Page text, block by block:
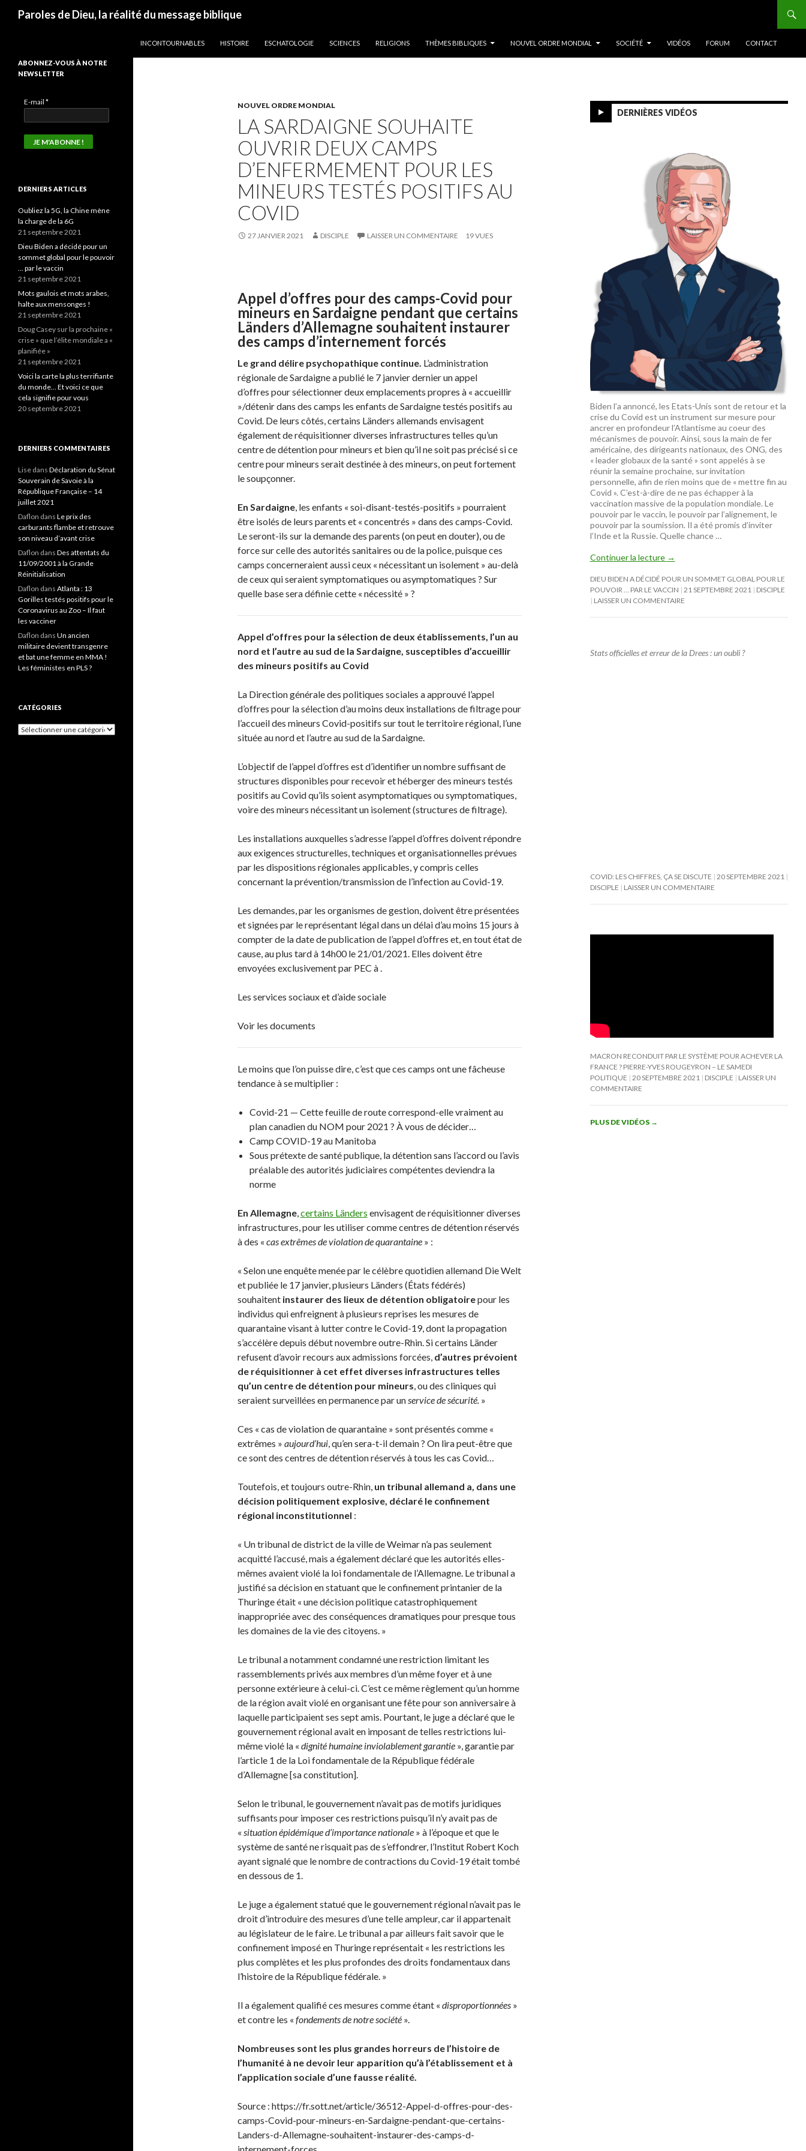
Paroles de Dieu, la réalité du message biblique
INCONTOURNABLES
HISTOIRE ESCHATOLOGIE SCIENCES RELIGIONS THÈMES BIBLIQUES NOUVEL ORDRE MONDIAL SOCIÉTÉ VIDÉOS FORUM CONTACT
NOUVEL ORDRE MONDIAL
LA SARDAIGNE SOUHAITE
OUVRIR DEUX CAMPS
D’ENFERMEMENT POUR LES
MINEURS TESTÉS POSITIFS AU
COVID
27 JANVIER 2021 DISCIPLE LAISSER UN COMMENTAIRE 19 VUES
Appel d’offres pour des camps-Covid pour
mineurs en Sardaigne pendant que certains
Länders d’Allemagne souhaitent instaurer
des camps d’internement forcés
Le grand délire psychopathique continue. L’administration
régionale de Sardaigne a publié le 7 janvier dernier un appel
d’offres pour sélectionner deux emplacements propres à « accueillir
»/détenir dans des camps les enfants de Sardaigne testés positifs au
Covid. De leurs côtés, certains Länders allemands envisagent
également de réquisitionner diverses infrastructures telles qu’un
centre de détention pour mineurs et bien qu’il ne soit pas précisé si ce
centre pour mineurs serait destinée à des mineurs, on peut fortement
le soupçonner.
En Sardaigne, les enfants « soi-disant-testés-positifs » pourraient
être isolés de leurs parents et « concentrés » dans des camps-Covid.
Le seront-ils sur la demande des parents (on peut en douter), ou de
force sur celle des autorités sanitaires ou de la police, puisque ces
camps concerneraient aussi ceux « nécessitant un isolement » au-delà
de ceux qui seraient symptomatiques ou asymptomatiques ? Sur
quelle base sera définie cette « nécessité » ?
Appel d’offres pour la sélection de deux établissements, l’un au
nord et l’autre au sud de la Sardaigne, susceptibles d’accueillir
des mineurs positifs au Covid
La Direction générale des politiques sociales a approuvé l’appel
d’offres pour la sélection d’au moins deux installations de filtrage pour
l’accueil des mineurs Covid-positifs sur tout le territoire régional, l’une
située au nord et l’autre au sud de la Sardaigne.
L’objectif de l’appel d’offres est d’identifier un nombre suffisant de
structures disponibles pour recevoir et héberger des mineurs testés
positifs au Covid qu’ils soient asymptomatiques ou symptomatiques,
voire des mineurs nécessitant un isolement (structures de filtrage).
Les installations auxquelles s’adresse l’appel d’offres doivent répondre
aux exigences structurelles, techniques et organisationnelles prévues
par les dispositions régionales applicables, y compris celles
concernant la prévention/transmission de l’infection au Covid-19.
Les demandes, par les organismes de gestion, doivent être présentées
et signées par le représentant légal dans un délai d’au moins 15 jours à
compter de la date de publication de l’appel d’offres et, en tout état de
cause, au plus tard à 14h00 le 21/01/2021. Elles doivent être
envoyées exclusivement par PEC à .
Les services sociaux et d’aide sociale
Voir les documents
Le moins que l’on puisse dire, c’est que ces camps ont une fâcheuse
tendance à se multiplier :
Covid-21 — Cette feuille de route correspond-elle vraiment au
plan canadien du NOM pour 2021 ? À vous de décider…
Camp COVID-19 au Manitoba
Sous prétexte de santé publique, la détention sans l’accord ou l’avis
préalable des autorités judiciaires compétentes deviendra la
norme
En Allemagne,certains Länders envisagent de réquisitionner diverses
infrastructures, pour les utiliser comme centres de détention réservés
à des « cas extrêmes de violation de quarantaine» :
« Selon une enquête menée par le célèbre quotidien allemand Die Welt
et publiée le 17 janvier, plusieurs Länders (États fédérés)
souhaitent instaurer des lieux de détention obligatoirepour les
individus qui enfreignent à plusieurs reprises les mesures de
quarantaine visant à lutter contre le Covid-19, dont la propagation
s’accélère depuis début novembre outre-Rhin. Si certains Länder
refusent d’avoir recours aux admissions forcées, d’autres prévoient
de réquisitionner à cet effet diverses infrastructures telles
qu’un centre de détention pour mineurs, ou des cliniques qui
seraient surveillées en permanence par unservice de sécurité.»
Ces « cas de violation de quarantaine » sont présentés comme «
extrêmes » aujourd’hui, qu’en sera-t-il demain ? On lira peut-être que
ce sont des centres de détention réservés à tous les cas Covid…
Toutefois, et toujours outre-Rhin, un tribunal allemand a, dans une
décision politiquement explosive, déclaré le confinement
régional inconstitutionnel :
« Un tribunal de district de la ville de Weimar n’a pas seulement
acquitté l’accusé, mais a également déclaré que les autorités elles-
mêmes avaient violé la loi fondamentale de l’Allemagne. Le tribunal a
justifié sa décision en statuant que le confinement printanier de la
Thuringe était « une décision politique catastrophiquement
inappropriée avec des conséquences dramatiques pour presque tous
les domaines de la vie des citoyens. »
Le tribunal a notamment condamné une restriction limitant les
rassemblements privés aux membres d’un même foyer et à une
personne extérieure à celui-ci. C’est ce même règlement qu’un homme
de la région avait violé en organisant une fête pour son anniversaire à
laquelle participaient ses sept amis. Pourtant, le juge a déclaré que le
gouvernement régional avait en imposant de telles restrictions lui-
même violé la « dignité humaine inviolablement garantie», garantie par
l’article 1 de la Loi fondamentale de la République fédérale
d’Allemagne [sa constitution].
Selon le tribunal, le gouvernement n’avait pas de motifs juridiques
suffisants pour imposer ces restrictions puisqu’il n’y avait pas de
« situation épidémique d’importance nationale» à l’époque et que le
système de santé ne risquait pas de s’effondrer, l’Institut Robert Koch
ayant signalé que le nombre de contractions du Covid-19 était tombé
en dessous de 1.
Le juge a également statué que le gouvernement régional n’avait pas le
droit d’introduire des mesures d’une telle ampleur, car il appartenait
au législateur de le faire. Le tribunal a par ailleurs fait savoir que le
confinement imposé en Thuringe représentait « les restrictions les
plus complètes et les plus profondes des droits fondamentaux dans
l’histoire de la République fédérale. »
Il a également qualifié ces mesures comme étant « disproportionnées»
et contre les « fondements de notre société».
Nombreuses sont les plus grandes horreurs de l’histoire de
l’humanité à ne devoir leur apparition qu’à l’établissement et à
l’application sociale d’une fausse réalité.
Source : https://fr.sott.net/article/36512-Appel-d-offres-pour-des-
camps-Covid-pour-mineurs-en-Sardaigne-pendant-que-certains-
Landers-d-Allemagne-souhaitent-instaurer-des-camps-d-
DERNIÈRES VIDÉOS
Biden l’a annoncé, les Etats-Unis sont de retour et la
crise du Covid est un instrument sur mesure pour
ancrer en profondeur l’Atlantisme au coeur des
mécanismes de pouvoir. Ainsi, sous la main de fer
américaine, des dirigeants nationaux, des ONG, des
« leader globaux de la santé » sont appelés à se
réunir la semaine prochaine, sur invitation
personnelle, afin de rien moins que de « mettre fin au
Covid ». C’est-à-dire de ne pas échapper à la
vaccination massive de la population mondiale. Le
pouvoir par le vaccin, le pouvoir par l’alignement, le
pouvoir par la soumission. Il a été promis d’inviter
l’Inde et la Russie. Quelle chance …
Continuer la lecture →
DIEU BIDEN A DÉCIDÉ POUR UN SOMMET GLOBAL POUR LE
POUVOIR … PAR LE VACCIN 21 SEPTEMBRE 2021
DISCIPLE
LAISSER UN COMMENTAIRE
Stats officielles et erreur de la Drees : un oubli ?
COVID: LES CHIFFRES, ÇA SE DISCUTE 20 SEPTEMBRE 2021
DISCIPLE
LAISSER UN COMMENTAIRE
MACRON RECONDUIT PAR LE SYSTÈME POUR ACHEVER LA
FRANCE ? PIERRE-YVES ROUGEYRON – LE SAMEDI
POLITIQUE 20 SEPTEMBRE 2021 DISCIPLE
LAISSER UN
COMMENTAIRE
PLUS DE VIDÉOS →
ABONNEZ-VOUS À NOTRE
NEWSLETTER
E-mail *
DERNIERS ARTICLES
Oubliez la 5G, la Chine mène
la charge de la 6G
21 septembre 2021
Dieu Biden a décidé pour un
sommet global pour le pouvoir
… par le vaccin
21 septembre 2021
Mots gaulois et mots arabes,
halte aux mensonges !
21 septembre 2021
Doug Casey sur la prochaine «
crise » que l’élite mondiale a «
planifiée »
21 septembre 2021
Voici la carte la plus terrifiante
du monde… Et voici ce que
cela signifie pour vous
20 septembre 2021
DERNIERS COMMENTAIRES
Lise dans Déclaration du Sénat
Souverain de Savoie à la
République Française – 14
juillet 2021
Daflon dans Le prix des
carburants flambe et retrouve
son niveau d’avant crise
Daflon dans Des attentats du
11/09/2001 à la Grande
Réinitialisation
Daflon dans Atlanta : 13
Gorilles testés positifs pour le
Coronavirus au Zoo – Il faut
les vacciner
Daflon dans Un ancien
militaire devient transgenre
et bat une femme en MMA !
Les féministes en PLS ?
CATÉGORIES
Catégories